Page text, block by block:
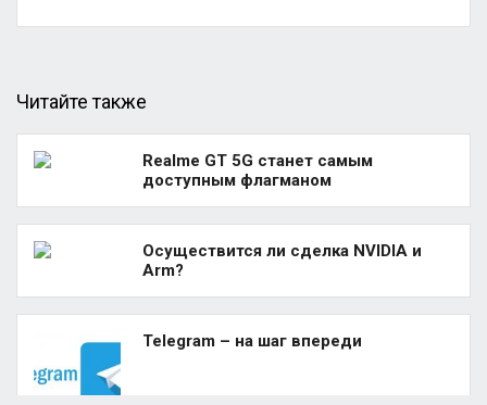
Читайте также
Realme GT 5G станет самым
доступным флагманом
Осуществится ли сделка NVIDIA и
Arm?
Telegram – на шаг впереди